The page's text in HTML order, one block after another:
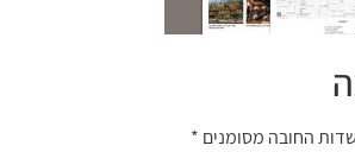
החובה מסומנים *